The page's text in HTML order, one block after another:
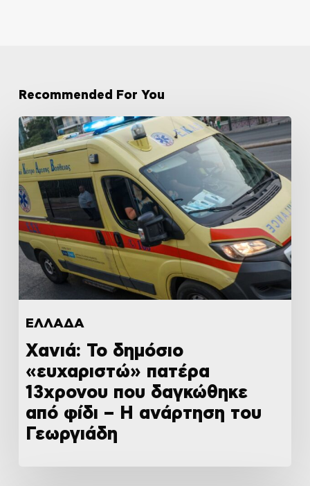
Recommended For You
ΕΛΛΑΔΑ
Χανιά: Το δημόσιο
«ευχαριστώ» πατέρα
13χρονου που δαγκώθηκε
από φίδι – Η ανάρτηση του
Γεωργιάδη